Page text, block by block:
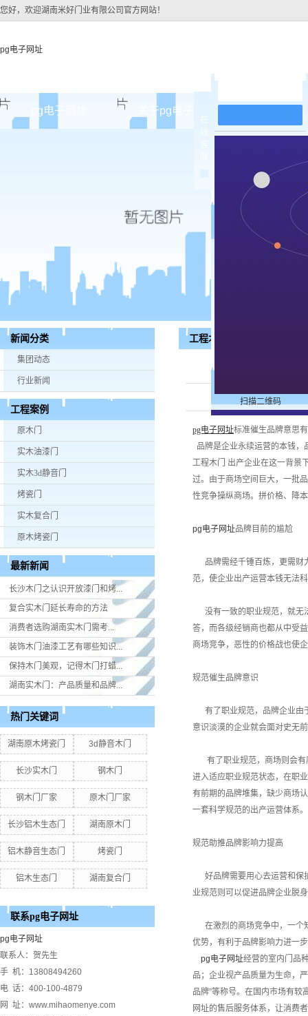
您好，欢迎湖南米好门业有限公司官方网站！
pg电子网址
pg电子网址 关于pg电子网址
公司团队
实木油
实木3d
烤瓷
实木复
新闻分类
集团动态
行业新闻
工程案例
原木门
实木油漆门
实木3d静音门
烤瓷门
实木复合门
原木烤瓷门
最新新闻
长沙木门之认识开放漆门和烤...
复合实木门延长寿命的方法
消费者选购湖南实木门​需考...
装饰木门油漆工艺有哪些知识...
保持木门美观，记得木门打蜡...
湖南实木门：产品质量和品牌...
热门关键词
湖南原木烤瓷门 3d静音木门
长沙实木门 钢木门
钢木门厂家 原木门厂家
长沙铝木生态门 湖南原木门
铝木静音生态门 烤瓷门
铝木生态门 湖南复合门
联系pg电子网址
pg电子网址
联系人：贺先生
手 机：13808494260
电 话：400-100-4879
网 址：www.mihaomenye.com
工程木门标准催生品牌意
pg电子网址标准催生品牌意思
品牌是企业永续运营的本钱
工程木门 出产企业在这一背景
过。由于商场空间巨大，一批
性竞争操纵商场。拼价格、降
pg电子网址品牌目前的尴尬
品牌需经千锤百炼，更需财
范，使企业出产运营本钱无法
没有一致的职业规范，就无
答，而各级经销商也都从中受
商场竞争，恶性的价格战也使
规范催生品牌意识
有了职业规范，品牌企业由
意识淡漠的企业就会面对史无
有了职业规范，商场则会有
进入适应职业规范状态，在职
有前期的品牌堆集，缺少商场
一套科学规范的出产运营体系。
规范助推品牌影响力提高
好品牌需要用心去运营和保
业规范则可以促进品牌企业脱
在激烈的商场竞争中，一个
优势，有利于品牌影响力进一
pg电子网址经营的室内门品
品；企业视产品质量为生命，
品牌”等称号。在国内市场有较
网址的售后服务体系，让消费
在
扫描二维码